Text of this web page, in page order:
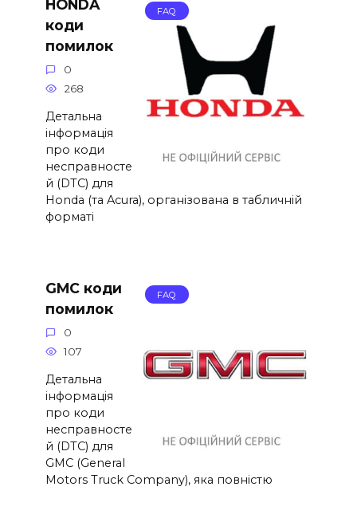
FAQ
HONDA
коди
помилок
0
268
Детальна
інформація
про коди
несправносте
й (DTC) для
Honda (та Acura), організована в табличній
форматі
FAQ
GMC коди
помилок
0
107
Детальна
інформація
про коди
несправносте
й (DTC) для
GMC (General
Motors Truck Company), яка повністю